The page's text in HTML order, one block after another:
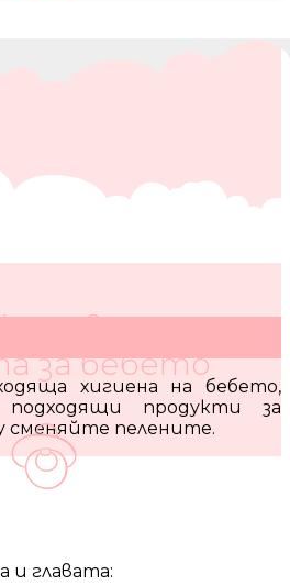
съвета за
за бебето
хигиена на бебето,
подходящи продукти за
сменяйте пелените.
и главата: